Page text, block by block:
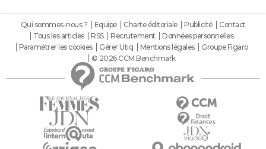
Qui sommes-nous ? Equipe Charte éditoriale Publicité
Contact
Tous les articles
RSS Recrutement
Données personnelles
Paramétrer les cookies
Gérer Utiq Mentions légales
Groupe Figaro
© 2026 CCM Benchmark